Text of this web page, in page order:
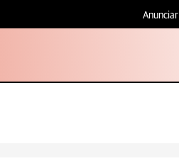
Anunciar